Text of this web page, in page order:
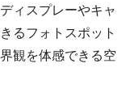
ィスプレーやキャ
るフォトスポット
観を体感できる空